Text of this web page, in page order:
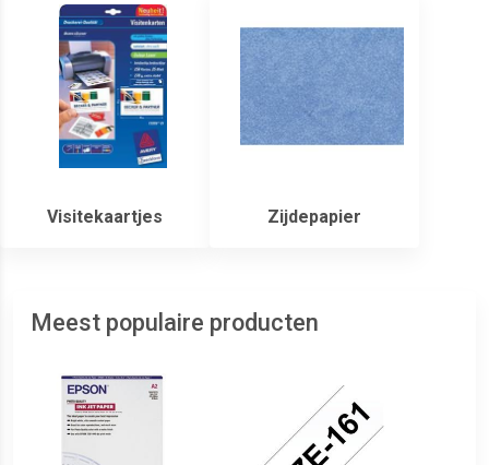
Visitekaartjes Zijdepapier
Meest populaire producten